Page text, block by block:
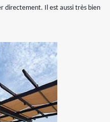
directement. Il est aussi très bien